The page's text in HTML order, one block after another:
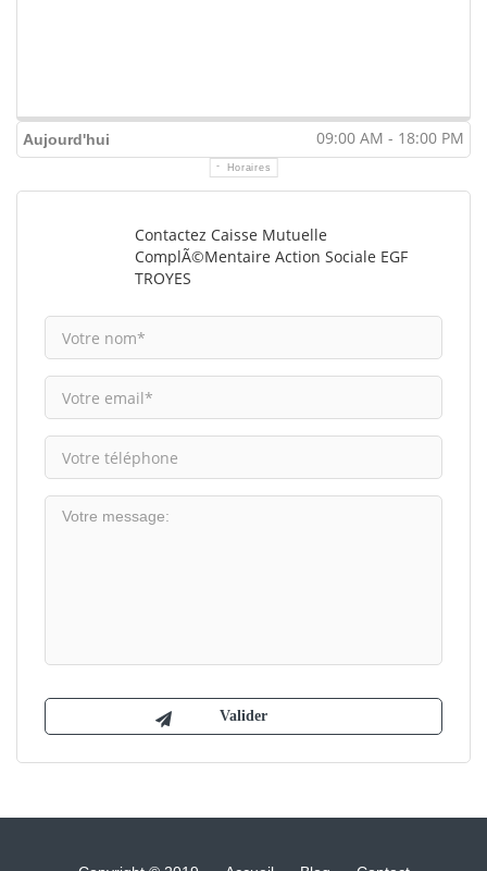
Aujourd'hui 09:00 AM - 18:00 PM
Horaires
Contactez Caisse Mutuelle
ComplÃ©mentaire Action Sociale EGF
TROYES